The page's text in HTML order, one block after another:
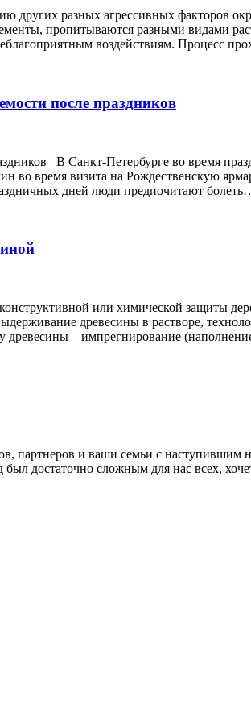
других разных агрессивных факторов
пропитываются разными видами
воздействиям. Процесс
после праздников
В Санкт-Петербурге во время
во время визита на Рождественскую
дней люди предпочитают
или химической защиты
древесины в растворе,
древесины – импрегнирование
партнеров и ваши семьи с
достаточно сложным для нас всех,